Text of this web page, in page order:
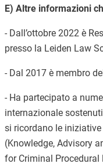
E) Altre informazioni
- Dall’ottobre 2022 è
presso la Leiden Law
- Dal 2017 è membro
- Ha partecipato a
internazionale
si ricordano le
(Knowledge, Advisory
for Criminal